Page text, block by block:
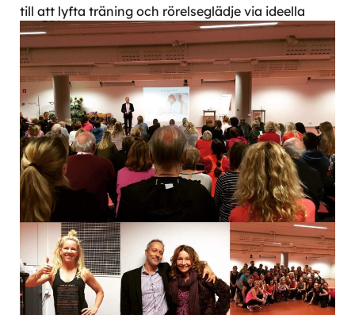
till att lyfta träning och rörelseglädje via ideella